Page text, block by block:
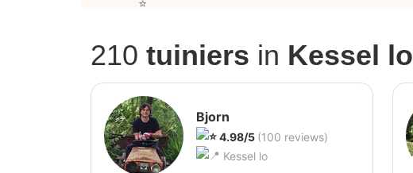
210 tuiniers in Kessel lo
Bjorn
4.98/5 (100 reviews)
Kessel lo